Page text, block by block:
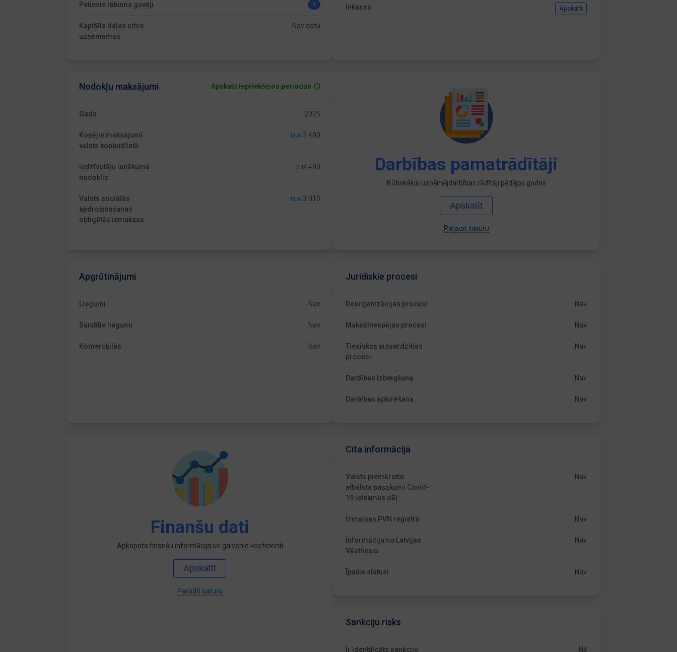
Patiesie labuma guvēji 1
Kapitāla daļas citos
uzņēmumos
Nav datu
Inkasso Apskatīt
Nodokļu maksājumi Apskatīt iepriekšējos periodus
Gads 2025
Kopējie maksājumi
valsts kopbudžetā
EUR 3 490
Iedzīvotāju ienākuma
nodoklis
EUR 490
Valsts sociālās
apdrošināšanas
obligātās iemaksas
EUR 3 010
Darbības pamatrādītāji
Būtiskākie uzņēmējdarbības rādītāji pēdējos gados
Apskatīt
Parādīt saturu
Apgrūtinājumi
Liegumi Nav
Saistītie liegumi Nav
Komercķīlas Nav
Juridiskie procesi
Reorganizācijas procesi Nav
Maksātnespējas procesi Nav
Tiesiskās aizsardzības
procesi
Nav
Darbības izbeigšana Nav
Darbības apturēšana Nav
Finanšu dati
Apkopota finanšu informācija un galvenie koeficienti
Apskatīt
Parādīt saturu
Cita informācija
Valsts piemērotie
atbalsta pasākumi Covid-
19 ietekmes dēļ
Nav
Izmaiņas PVN reģistrā Nav
Informācija no Latvijas
Vēstnesis
Nav
Īpašie statusi Nav
Sankciju risks
Ir identificēts sankciju
Nē